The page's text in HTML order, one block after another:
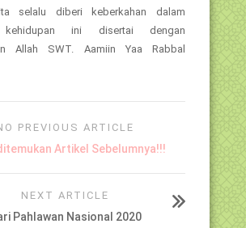
selalu diberi keberkahan dalam
kehidupan ini disertai dengan
Allah SWT. Aamiin Yaa Rabbal
PREVIOUS ARTICLE
Artikel Sebelumnya!!!
NEXT ARTICLE
Pahlawan Nasional 2020